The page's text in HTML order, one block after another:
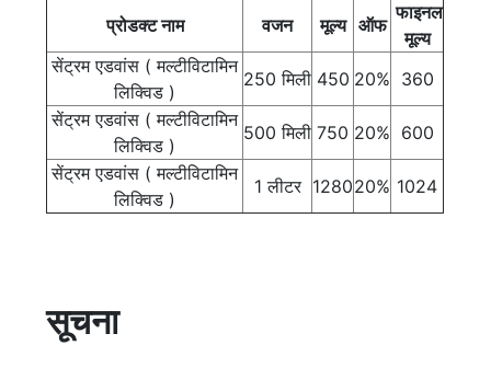
प्रोडक्ट नाम वजन मूल्य ऑफ
फाइनल
मूल्य
सेंट्रम एडवांस ( मल्टीविटामिन
लिक्विड )
250 मिली 450 20% 360
सेंट्रम एडवांस ( मल्टीविटामिन
लिक्विड )
500 मिली 750 20% 600
सेंट्रम एडवांस ( मल्टीविटामिन
लिक्विड )
1 लीटर 128020% 1024
सूचना